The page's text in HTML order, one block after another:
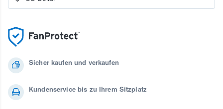
Sicher kaufen und verkaufen
Kundenservice bis zu Ihrem Sitzplatz